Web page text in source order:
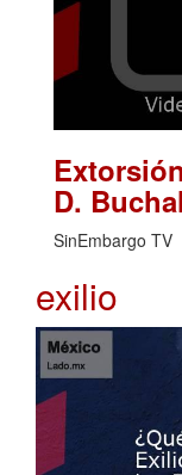
D.
SinEmbargo TV
exilio